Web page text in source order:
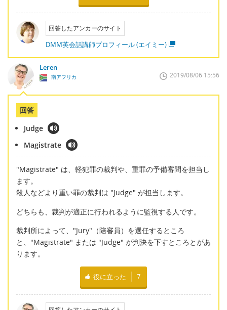
回答したアンカーのサイト
DMM英会話講師プロフィール (エイミー)
Leren
南アフリカ 2019/08/06 15:56
回答
Judge
Magistrate
"Magistrate" は、軽犯罪の裁判や、重罪の予備審問を担当し
ます。
殺人などより重い罪の裁判は "Judge" が担当します。
どちらも、裁判が適正に行われるように監視する人です。
裁判所によって、"Jury"（陪審員）を選任するところ
と、"Magistrate" または "Judge" が判決を下すところとがあ
ります。
役に立った 7